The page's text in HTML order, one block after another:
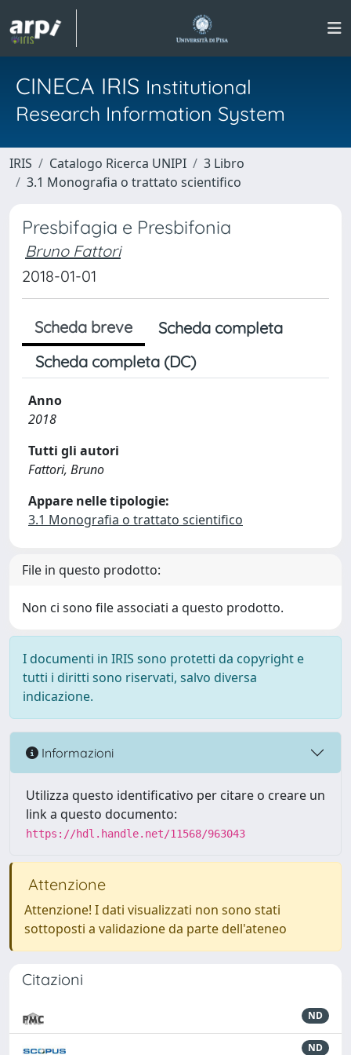
CINECA IRIS Institutional
Research Information System
IRIS Catalogo Ricerca UNIPI
3 Libro
3.1 Monografia o trattato scientifico
Presbifagia e Presbifonia
Bruno Fattori
2018-01-01
Scheda breve
Scheda completa
Scheda completa (DC)
Anno
2018
Tutti gli autori
Fattori, Bruno
Appare nelle tipologie:
3.1 Monografia o trattato scientifico
File in questo prodotto:
Non ci sono file associati a questo prodotto.
I documenti in IRIS sono protetti da copyright e
tutti i diritti sono riservati, salvo diversa
indicazione.
Informazioni
Utilizza questo identificativo per citare o creare un
link a questo documento:
https://hdl.handle.net/11568/963043
Attenzione
Attenzione! I dati visualizzati non sono stati
sottoposti a validazione da parte dell'ateneo
Citazioni
ND
ND